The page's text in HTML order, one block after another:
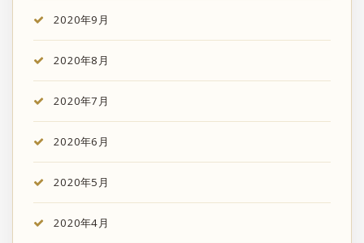
2020年9月
2020年8月
2020年7月
2020年6月
2020年5月
2020年4月